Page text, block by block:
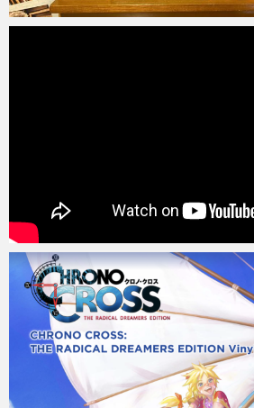
Micchan 2022年4月11日